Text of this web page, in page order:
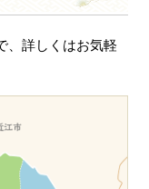
、詳しくはお気軽